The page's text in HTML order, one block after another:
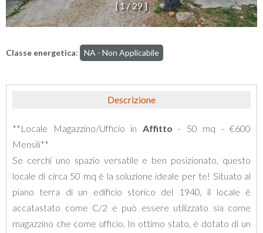
[1/29]
Classe energetica: NA - Non Applicabile
Descrizione
**Locale Magazzino/Ufficio in Affitto - 50 mq - €600
Mensili**
Se cerchi uno spazio versatile e ben posizionato, questo
locale di circa 50 mq è la soluzione ideale per te! Situato al
piano terra di un edificio storico del 1940, il locale è
accatastato come C/2 e può essere utilizzato sia come
magazzino che come ufficio. In ottimo stato, è dotato di un